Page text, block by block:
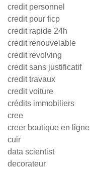
credit personnel
credit pour ficp
credit rapide 24h
credit renouvelable
credit revolving
credit sans justificatif
credit travaux
credit voiture
crédits immobiliers
cree
creer boutique en ligne
cuir
data scientist
decorateur